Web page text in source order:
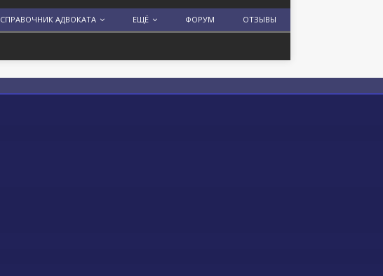
СПРАВОЧНИК АДВОКАТА ЕЩЁ ФОРУМ ОТЗЫВЫ